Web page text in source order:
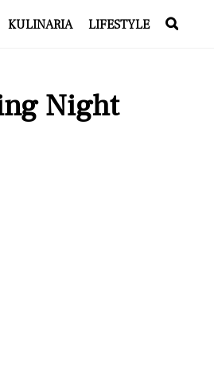
KULINARIA LIFESTYLE
Night